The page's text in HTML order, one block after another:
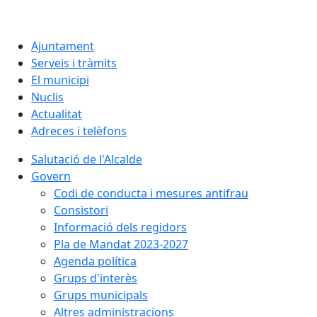
Ajuntament
Serveis i tràmits
El municipi
Nuclis
Actualitat
Adreces i telèfons
Salutació de l'Alcalde
Govern
Codi de conducta i mesures antifrau
Consistori
Informació dels regidors
Pla de Mandat 2023-2027
Agenda política
Grups d'interès
Grups municipals
Altres administracions